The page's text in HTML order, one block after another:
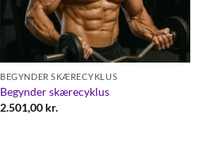
BEGYNDER SKÆRECYKLUS
Begynder skærecyklus
2.501,00 kr.